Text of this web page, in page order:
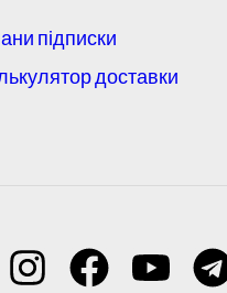
підписки
доставки